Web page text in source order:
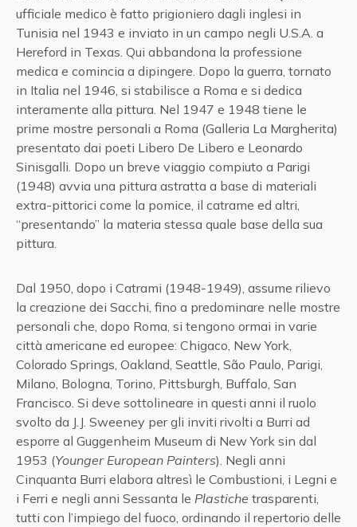
ufficiale medico è fatto prigioniero dagli inglesi in
Tunisia nel 1943 e inviato in un campo negli U.S.A. a
Hereford in Texas. Qui abbandona la professione
medica e comincia a dipingere. Dopo la guerra, tornato
in Italia nel 1946, si stabilisce a Roma e si dedica
interamente alla pittura. Nel 1947 e 1948 tiene le
prime mostre personali a Roma (Galleria La Margherita)
presentato dai poeti Libero De Libero e Leonardo
Sinisgalli. Dopo un breve viaggio compiuto a Parigi
(1948) avvia una pittura astratta a base di materiali
extra-pittorici come la pomice, il catrame ed altri,
“presentando” la materia stessa quale base della sua
pittura.
Dal 1950, dopo i Catrami (1948-1949), assume rilievo
la creazione dei Sacchi, fino a predominare nelle mostre
personali che, dopo Roma, si tengono ormai in varie
città americane ed europee: Chigaco, New York,
Colorado Springs, Oakland, Seattle, São Paulo, Parigi,
Milano, Bologna, Torino, Pittsburgh, Buffalo, San
Francisco. Si deve sottolineare in questi anni il ruolo
svolto da J.J. Sweeney per gli inviti rivolti a Burri ad
esporre al Guggenheim Museum di New York sin dal
1953 (Younger European Painters). Negli anni
Cinquanta Burri elabora altresì le Combustioni, i Legni e
i Ferri e negli anni Sessanta le Plastiche trasparenti,
tutti con l’impiego del fuoco, ordinando il repertorio delle